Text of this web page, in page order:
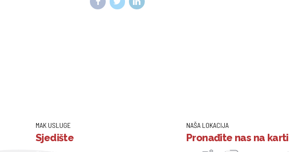
MAK USLUGE
Sjedište
NAŠA LOKACIJA
Pronađite nas na karti